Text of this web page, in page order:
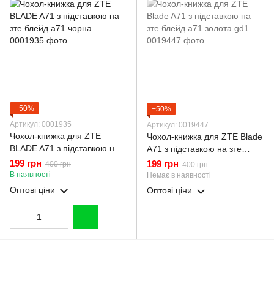
−50%
Артикул: 0001935
Чохол-книжка для ZTE
BLADE A71 з підставкою на
зте блейд а71 чорна
199 грн 400 грн
В наявності
Оптові ціни
−50%
Артикул: 0019447
Чохол-книжка для ZTE Blade
A71 з підставкою на зте
блейд а71 золота gd1
199 грн 400 грн
Немає в наявності
Оптові ціни